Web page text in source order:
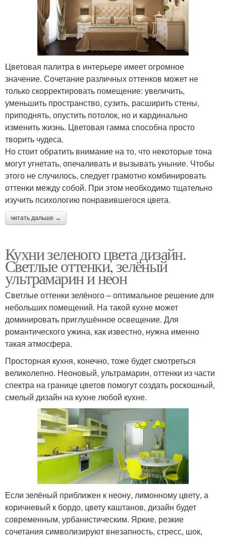
Цветовая палитра в интерьере имеет огромное
значение. Сочетание различных оттенков может не
только скорректировать помещение: увеличить,
уменьшить пространство, сузить, расширить стены,
приподнять, опустить потолок, но и кардинально
изменить жизнь. Цветовая гамма способна просто
творить чудеса.
Но стоит обратить внимание на то, что некоторые тона
могут угнетать, опечаливать и вызывать уныние. Чтобы
этого не случилось, следует грамотно комбинировать
оттенки между собой. При этом необходимо тщательно
изучить психологию понравившегося цвета.
читать дальше →
Кухни зеленого цвета дизайн.
Светлые оттенки, зелёный
ультрамарин и неон
Светлые оттенки зелёного – оптимальное решение для
небольших помещений. На такой кухне может
доминировать приглушённое освещение. Для
романтического ужина, как известно, нужна именно
такая атмосфера.
Просторная кухня, конечно, тоже будет смотреться
великолепно. Неоновый, ультрамарин, оттенки из части
спектра на границе цветов помогут создать роскошный,
смелый дизайн на кухне любой кухне.
Если зелёный приближен к неону, лимонному цвету, а
коричневый к бордо, цвету каштанов, дизайн будет
современным, урбанистическим. Яркие, резкие
сочетания символизируют внезапность, стресс, шок,